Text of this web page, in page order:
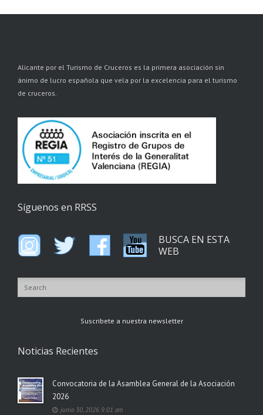
Alicante por el Turismo de Cruceros es la primera asociación sin
ánimo de lucro española que vela por la excelencia para el turismo
de cruceros.
Síguenos en RRSS
BUSCA EN ESTA
WEB
Suscribete a nuestra newsletter
Noticias Recientes
Convocatoria de la Asamblea General de la Asociación
2026
junio 30, 2026 9:01 am